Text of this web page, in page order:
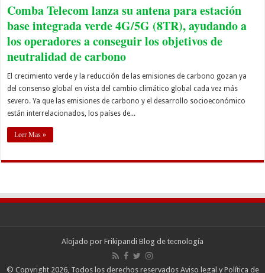
Comba Telecom lanza su antena para estación
base integrada verde 4G/5G (8TR), ayudando a
los operadores a conseguir los objetivos de
neutralidad de carbono
El crecimiento verde y la reducción de las emisiones de carbono gozan ya
del consenso global en vista del cambio climático global cada vez más
severo. Ya que las emisiones de carbono y el desarrollo socioeconómico
están interrelacionados, los países de...
Leer Mas »
Alojado por Frikipandi Blog de tecnología
© Copyright 2026, Todos los derechos reservados Aviso legal y Política de